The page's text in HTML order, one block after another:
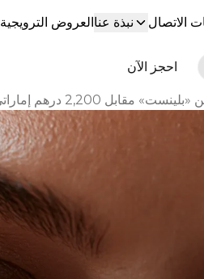
العروض الترويجيةنبذة عنا الاتصال
احجز الآن
مقابل 2,200 درهم إماراتي